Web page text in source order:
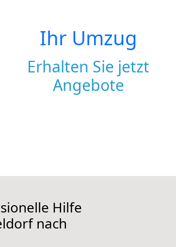
Ihr Umzug
Erhalten Sie jetzt
Angebote
Hilfe
nach